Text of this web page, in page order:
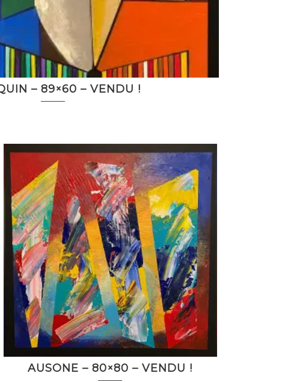
– 89×60 – VENDU !
AUSONE – 80×80 – VENDU !